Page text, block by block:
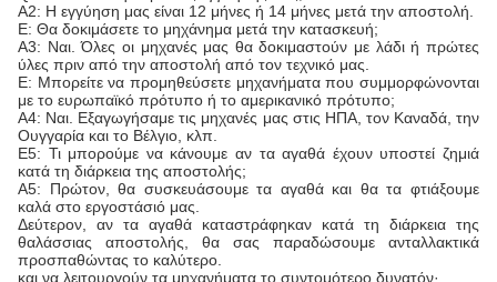
Α2: Η εγγύηση μας είναι 12 μήνες ή 14 μήνες μετά την αποστολή.
Ε: Θα δοκιμάσετε το μηχάνημα μετά την κατασκευή;
Α3: Ναι. Όλες οι μηχανές μας θα δοκιμαστούν με λάδι ή πρώτες
ύλες πριν από την αποστολή από τον τεχνικό μας.
Ε: Μπορείτε να προμηθεύσετε μηχανήματα που συμμορφώνονται
με το ευρωπαϊκό πρότυπο ή το αμερικανικό πρότυπο;
Α4: Ναι. Εξαγωγήσαμε τις μηχανές μας στις ΗΠΑ, τον Καναδά, την
Ουγγαρία και το Βέλγιο, κλπ.
Ε5: Τι μπορούμε να κάνουμε αν τα αγαθά έχουν υποστεί ζημιά
κατά τη διάρκεια της αποστολής;
Α5: Πρώτον, θα συσκευάσουμε τα αγαθά και θα τα φτιάξουμε
καλά στο εργοστάσιό μας.
Δεύτερον, αν τα αγαθά καταστράφηκαν κατά τη διάρκεια της
θαλάσσιας αποστολής, θα σας παραδώσουμε ανταλλακτικά
προσπαθώντας το καλύτερο.
και να λειτουργούν τα μηχανήματα το συντομότερο δυνατόν·